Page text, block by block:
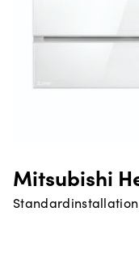
Mitsubishi
Standardinstallation